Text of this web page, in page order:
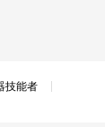
技能者